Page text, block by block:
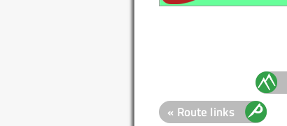
« Route links